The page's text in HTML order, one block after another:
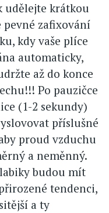
udělejte krátkou
zafixování
kdy vaše plíce
automaticky,
až do konce
Po pauzičce
(1-2 sekundy)
příslušné
proud vzduchu
a neměnný.
budou mít
tendenci,
a ty